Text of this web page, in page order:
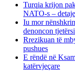
Turqia krijon
NATO-s – detaje
Iu mor
denoncon
Rrezikuan të
pushues
E rëndë në
katërvjeçare